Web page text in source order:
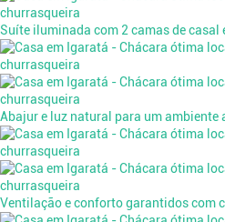
Suíte iluminada com 2 camas de casal
Abajur e luz natural para um ambiente
Ventilação e conforto garantidos com